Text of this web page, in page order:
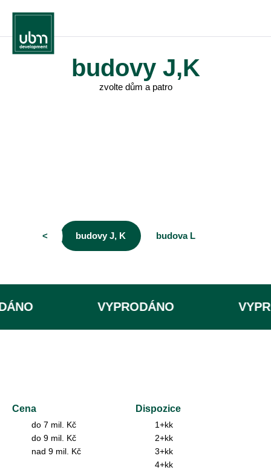
budovy J,K
zvolte dům a patro
budovy J, K budova L
<
VYPRODÁNO
Cena
do 7 mil. Kč
do 9 mil. Kč
nad 9 mil. Kč
Dispozice
1+kk
2+kk
3+kk
4+kk